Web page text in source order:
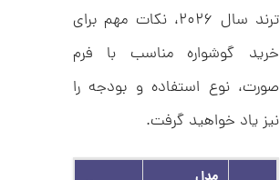
ترند سال ۲۰۲۶، نکات مهم برای
خرید گوشواره مناسب با فرم
صورت، نوع استفاده و بودجه را
نیز یاد خواهید گرفت.